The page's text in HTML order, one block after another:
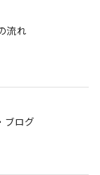
流れ
ブログ